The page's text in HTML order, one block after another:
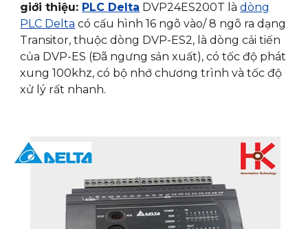
giới thiệu: PLC Delta DVP24ES200T là dòng
PLC Delta có cấu hình 16 ngõ vào/ 8 ngõ ra dạng
Transitor, thuộc dòng DVP-ES2, là dòng cải tiến
của DVP-ES (Đã ngưng sản xuất), có tốc độ phát
xung 100khz, có bộ nhớ chương trình và tốc độ
xử lý rất nhanh.